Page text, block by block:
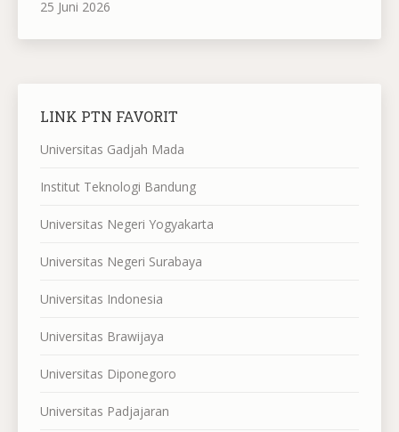
25 Juni 2026
LINK PTN FAVORIT
Universitas Gadjah Mada
Institut Teknologi Bandung
Universitas Negeri Yogyakarta
Universitas Negeri Surabaya
Universitas Indonesia
Universitas Brawijaya
Universitas Diponegoro
Universitas Padjajaran